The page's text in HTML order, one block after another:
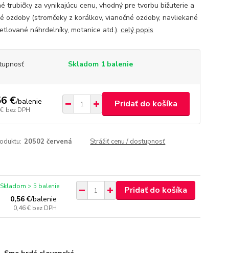
trubičky za vynikajúcu cenu, vhodný pre tvorbu bižuterie a
ozdoby (stromčeky z korálkov, vianočné ozdoby, navliekané
náhrdelníky, motanice atd.). celý popis
Skladom 1 balenie
€/balenie
bez DPH
Pridať do košíka
20502 červená Strážiť cenu / dostupnosť
0,56 €/balenie
0,46 € bez DPH
Skladom > 5 balenie Pridať do košíka